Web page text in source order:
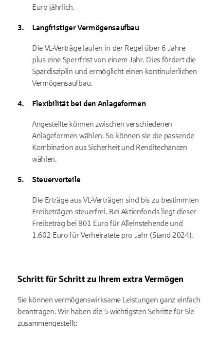
Euro jährlich.
Langfristiger Vermögensaufbau
Die VL-Verträge laufen in der Regel über 6 Jahre
plus eine Sperrfrist von einem Jahr. Dies fördert die
Spardisziplin und ermöglicht einen kontinuierlichen
Vermögensaufbau.
Flexibilität bei den Anlageformen
Angestellte können zwischen verschiedenen
Anlageformen wählen. So können sie die passende
Kombination aus Sicherheit und Renditechancen
wählen.
Steuervorteile
Die Erträge aus VL-Verträgen sind bis zu bestimmten
Freibeträgen steuerfrei. Bei Aktienfonds liegt dieser
Freibetrag bei 801 Euro für Alleinstehende und
1.602 Euro für Verheiratete pro Jahr (Stand 2024).
Schritt für Schritt zu Ihrem extra Vermögen
Sie können vermögenswirksame Leistungen ganz einfach
beantragen. Wir haben die 5 wichtigsten Schritte für Sie
zusammengestellt: